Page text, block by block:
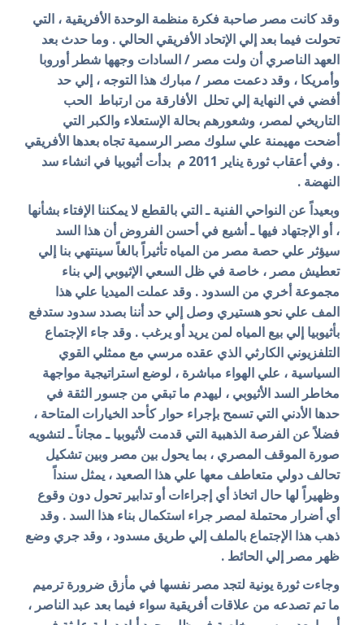
وقد كانت مصر صاحبة فكرة منظمة الوحدة الأفريقية ، التي
تحولت فيما بعد إلي الإتحاد الأفريقي الحالي . وما حدث بعد
العهد الناصري أن ولت مصر / السادات وجهها شطر أوروبا
وأمريكا ، وقد دعمت مصر / مبارك هذا التوجه ، إلي حد
أفضي في النهاية إلي تحلل الأفارقة من ارتباط الحب
التاريخي لمصر، وشعورهم بحالة الإستعلاء والكبر التي
أضحت مهيمنة علي سلوك مصر الرسمية تجاه بعدها الأفريقي
. وفي أعقاب ثورة يناير 2011 م بدأت أثيوبيا في انشاء سد
النهضة .
وبعيداً عن النواحي الفنية ـ التي بالقطع لا يمكننا الإفتاء بشأنها
، أو الإجتهاد فيها ـ أشيع في أحسن الفروض أن هذا السد
سيؤثر علي حصة مصر من المياه تأثيراً بالغاً سينتهي بنا إلي
تعطيش مصر ، خاصة في ظل السعي الإثيوبي إلي بناء
مجموعة أخري من السدود . وقد عملت الميديا علي هذا
المف علي نحو هستيري وصل إلي حد أننا بصدد سدود ستدفع
بأثيوبيا إلي بيع المياه لمن يريد أو يرغب . وقد جاء الإجتماع
التلفزيوني الكارثي الذي عقده مرسي مع ممثلي القوي
السياسية ، علي الهواء مباشرة ، لوضع استراتيجية مواجهة
مخاطر السد الأثيوبي ، ليهدم ما تبقي من جسور الثقة في
حدها الأدني التي تسمح بإجراء حوار كأحد الخيارات المتاحة ،
فضلاً عن الفرصة الذهبية التي قدمت لأثيوبيا ـ مجاناً ـ لتشويه
صورة الموقف المصري ، بما يحول بين مصر وبين تشكيل
تحالف دولي متعاطف معها علي هذا الصعيد ، يمثل سنداً
وظهيراً لها حال اتخاذ أي إجراءات أو تدابير تحول دون وقوع
أي أضرار محتملة لمصر جراء استكمال بناء هذا السد . وقد
ذهب هذا الإجتماع بالملف إلي طريق مسدود ، وقد جري وضع
ظهر مصر إلي الحائط .
وجاءت ثورة يونية لتجد مصر نفسها في مأزق ضرورة ترميم
ما تم تصدعه من علاقات أفريقية سواء فيما بعد عبد الناصر ،